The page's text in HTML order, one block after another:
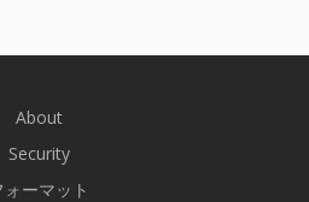
About
Security
ォーマット